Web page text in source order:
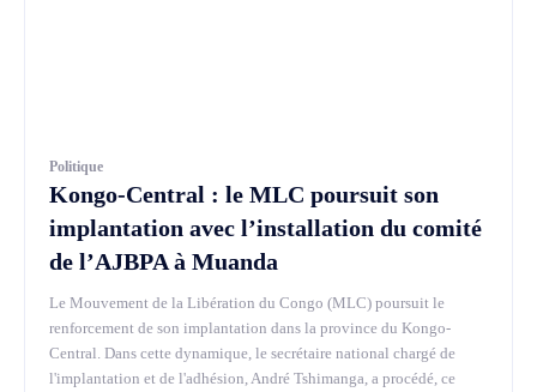
Politique
Kongo-Central : le MLC poursuit son
implantation avec l’installation du comité
de l’AJBPA à Muanda
Le Mouvement de la Libération du Congo (MLC) poursuit le
renforcement de son implantation dans la province du Kongo-
Central. Dans cette dynamique, le secrétaire national chargé de
l'implantation et de l'adhésion, André Tshimanga, a procédé, ce